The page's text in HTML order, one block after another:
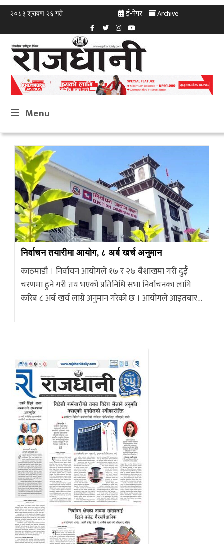
२०८३ श्रावण २६ गते ई-पेपर Archive
Menu
निर्वाचन तयारीमा आयोग, ८ अर्ब खर्च अनुमान
काठमाडौं । निर्वाचन आयोगले १७ र २७ बैशाखमा गरी दुर्ई
चरणमा हुने गरी तय भएको प्रतिनिधि सभा निर्वाचनका लागि
करिब ८ अर्ब खर्च लाग्ने अनुमान गरेको छ । आयोगले आइतबार…